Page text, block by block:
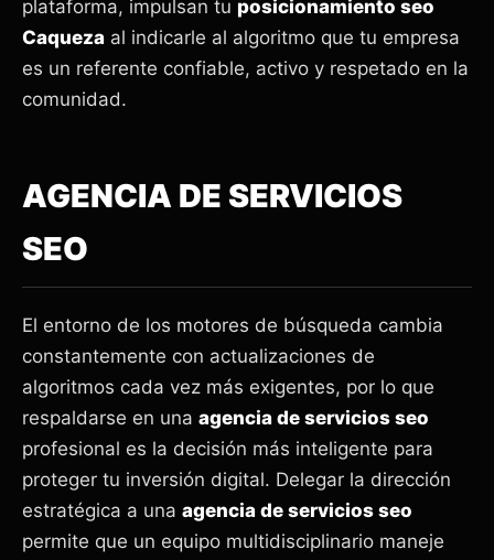
plataforma, impulsan tu posicionamiento seo
Caqueza al indicarle al algoritmo que tu empresa
es un referente confiable, activo y respetado en la
comunidad.
AGENCIA DE SERVICIOS
SEO
El entorno de los motores de búsqueda cambia
constantemente con actualizaciones de
algoritmos cada vez más exigentes, por lo que
respaldarse en una agencia de servicios seo
profesional es la decisión más inteligente para
proteger tu inversión digital. Delegar la dirección
estratégica a una agencia de servicios seo
permite que un equipo multidisciplinario maneje